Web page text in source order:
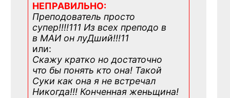
НЕПРАВИЛЬНО:
Преподователь просто
супер!!!!111 Из всех преподо в
в МАИ он луДший!!!11
или:
Скажу кратко но достаточно
что бы понять кто она! Такой
Суки как она я не встречал
Никогда!!! Конченная женьщина!